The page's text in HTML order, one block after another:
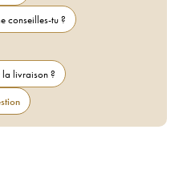
conseilles-tu ?
la livraison ?